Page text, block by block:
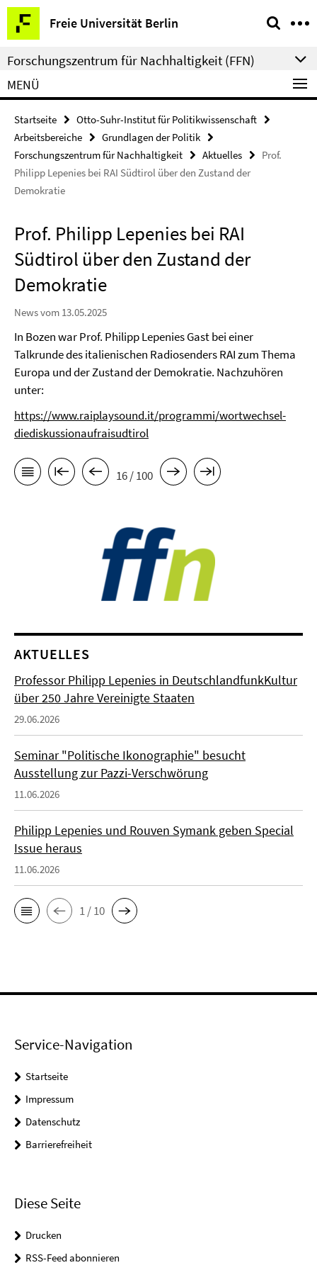
Springe
direkt
zu
Inhalt
Freie Universität Berlin
Service-
Navigation
Forschungszentrum für Nachhaltigkeit (FFN)
MENÜ
Startseite
Otto-Suhr-Institut für Politikwissenschaft
Arbeitsbereiche
Grundlagen der Politik
Forschungszentrum für Nachhaltigkeit
Aktuelles
Prof.
Philipp Lepenies bei RAI Südtirol über den Zustand der
Demokratie
Prof. Philipp Lepenies bei RAI
Südtirol über den Zustand der
Demokratie
News vom 13.05.2025
In Bozen war Prof. Philipp Lepenies Gast bei einer
Talkrunde des italienischen Radiosenders RAI zum Thema
Europa und der Zustand der Demokratie. Nachzuhören
unter:
https://www.raiplaysound.it/programmi/wortwechsel-
diediskussionaufraisudtirol
16 / 100
AKTUELLES
Professor Philipp Lepenies in DeutschlandfunkKultur
über 250 Jahre Vereinigte Staaten
29.06.2026
Seminar "Politische Ikonographie" besucht
Ausstellung zur Pazzi-Verschwörung
11.06.2026
Philipp Lepenies und Rouven Symank geben Special
Issue heraus
11.06.2026
1 / 10
Service-Navigation
Startseite
Impressum
Datenschutz
Barrierefreiheit
Diese Seite
Drucken
RSS-Feed abonnieren